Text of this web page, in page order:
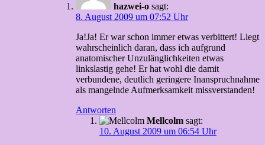
hazwei-o sagt:
8. August 2009 um 07:52 Uhr
Ja!Ja! Er war schon immer etwas verbittert! Liegt
wahrscheinlich daran, dass ich aufgrund
anatomischer Unzulänglichkeiten etwas
linkslastig gehe! Er hat wohl die damit
verbundene, deutlich geringere Inanspruchnahme
als mangelnde Aufmerksamkeit missverstanden!
Antworten
Mellcolm sagt:
10. August 2009 um 06:54 Uhr